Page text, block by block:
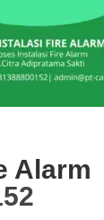
Alarm